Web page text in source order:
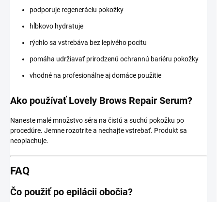
podporuje regeneráciu pokožky
hĺbkovo hydratuje
rýchlo sa vstrebáva bez lepivého pocitu
pomáha udržiavať prirodzenú ochrannú bariéru pokožky
vhodné na profesionálne aj domáce použitie
Ako používať Lovely Brows Repair Serum?
Naneste malé množstvo séra na čistú a suchú pokožku po
procedúre. Jemne rozotrite a nechajte vstrebať. Produkt sa
neoplachuje.
FAQ
Čo použiť po epilácii obočia?